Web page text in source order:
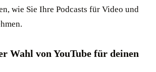
wie Sie Ihre Podcasts für Video und
Wahl von YouTube für deinen